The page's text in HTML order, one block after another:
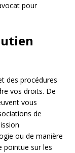
pour
des procédures
vos droits. De
vous
de
ou de manière
pointue sur les